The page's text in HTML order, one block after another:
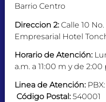
Barrio Centro
Direccion 2: Calle 10
Empresarial Hotel
Horario de Atención:
a.m. a 11:00 m y de
Linea de Atención:
Código Postal: 540001